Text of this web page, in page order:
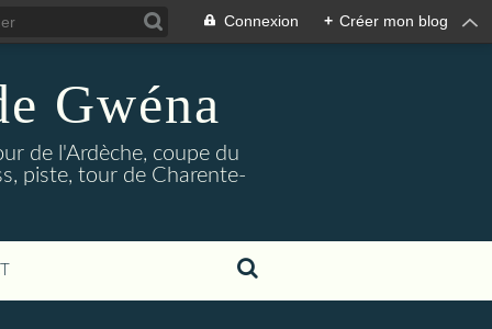
Connexion + Créer mon blog
Gwéna
de l'Ardèche, coupe du
piste, tour de Charente-